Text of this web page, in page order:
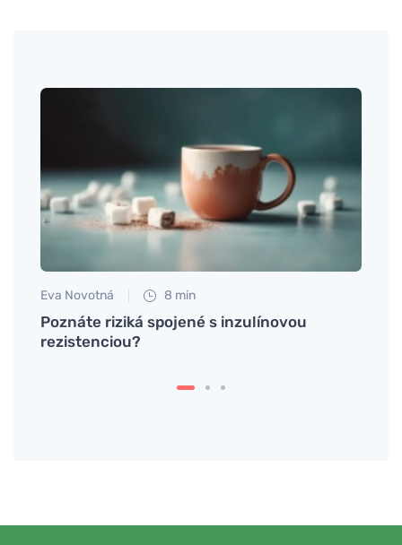
Eva Novotná 8 min
Poznáte riziká spojené s inzulínovou
rezistenciou?